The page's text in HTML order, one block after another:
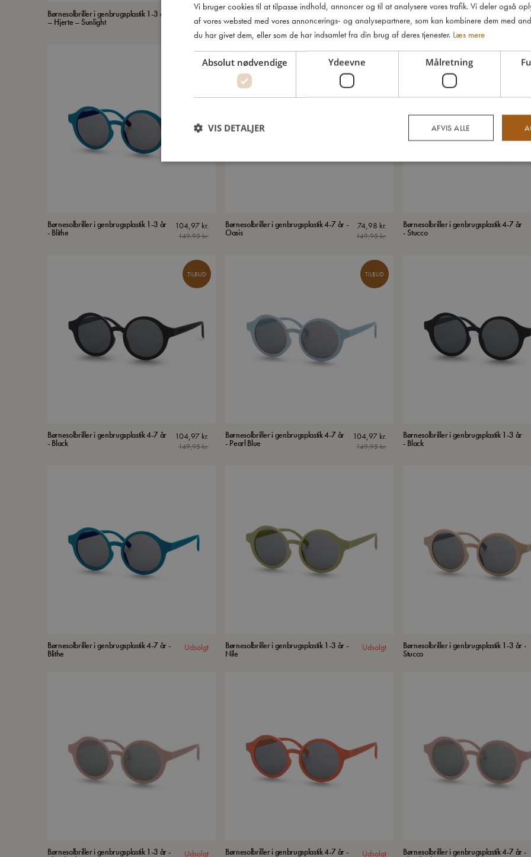
Børnesolbriller i genbrugsplastik 1-3 år
– Hjerte – Sunlight
149,95 Børnesolbriller i genbrugsplastik 1-3 år
– Skyride
149,95 Børnesolbriller i genbrugsplastik 1-3 år
– North Sea
TILBUD
Børnesolbriller i genbrugsplastik 1-3 år
- Blithe 149,95kr.
104,97 kr. Børnesolbriller i genbrugsplastik 4-7 år -
Oasis 149,95kr.
74,98 kr. Børnesolbriller i genbrugsplastik 4-7 år
- Stucco
TILBUD
Børnesolbriller i genbrugsplastik 4-7 år
- Black 149,95kr.
104,97 kr.
TILBUD
Børnesolbriller i genbrugsplastik 4-7 år
- Pearl Blue 149,95kr.
104,97 kr. Børnesolbriller i genbrugsplastik 1-3 år
- Black
Børnesolbriller i genbrugsplastik 4-7 år -
Blithe
Udsolgt Børnesolbriller i genbrugsplastik 1-3 år -
Nile
Udsolgt Børnesolbriller i genbrugsplastik 1-3 år -
Stucco
Børnesolbriller i genbrugsplastik 1-3 år - Udsolgt Børnesolbriller i genbrugsplastik 4-7 år - Udsolgt Børnesolbriller i genbrugsplastik 4-7 år -
Vi bruger cookies til at tilpasse indhold, annoncer og til at analysere vores trafik. Vi deler også
af vores websted med vores annoncerings- og analysepartnere, som kan kombinere dem med
du har givet dem, eller som de har indsamlet fra din brug af deres tjenester. Læs mere
Absolut nødvendige Ydeevne Målretning
AFVIS ALLE
VIS DETALJER